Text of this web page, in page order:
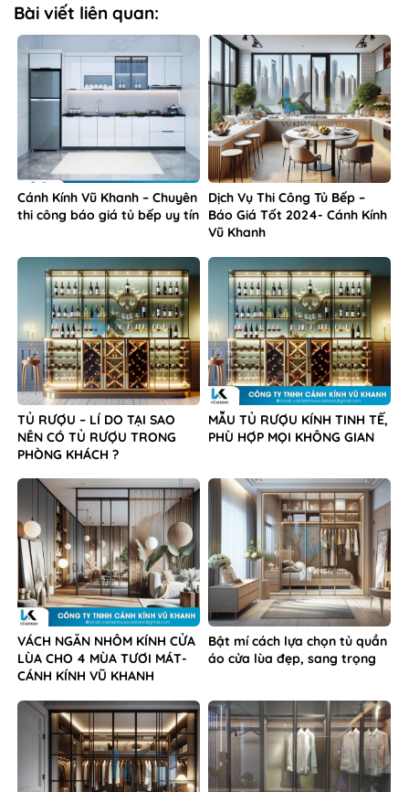
Bài viết liên quan:
Cánh Kính Vũ Khanh – Chuyên
thi công báo giá tủ bếp uy tín
Dịch Vụ Thi Công Tủ Bếp –
Báo Giá Tốt 2024- Cánh Kính
Vũ Khanh
TỦ RƯỢU – LÍ DO TẠI SAO
NÊN CÓ TỦ RƯỢU TRONG
PHÒNG KHÁCH ?
MẪU TỦ RƯỢU KÍNH TINH TẾ,
PHÙ HỢP MỌI KHÔNG GIAN
VÁCH NGĂN NHÔM KÍNH CỬA
LÙA CHO 4 MÙA TƯƠI MÁT-
CÁNH KÍNH VŨ KHANH
Bật mí cách lựa chọn tủ quần
áo cửa lùa đẹp, sang trọng